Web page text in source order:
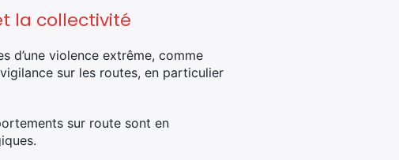
la collectivité
d’une violence extrême, comme
sur les routes, en particulier
sur route sont en